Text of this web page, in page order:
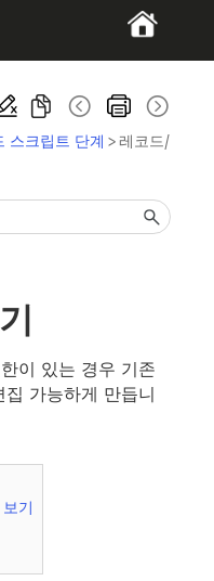
스크립트 단계 >레코드/
이 있는 경우 기존
가능하게 만듭니
기